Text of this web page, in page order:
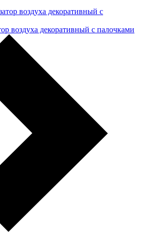
воздуха декоративный с палочками